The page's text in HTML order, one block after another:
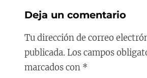
Deja un comentario
Tu dirección de correo
publicada. Los campos
marcados con *